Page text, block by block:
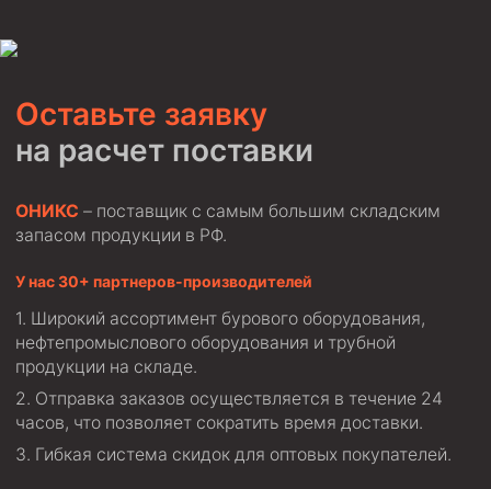
Оставьте заявку
на расчет поставки
ОНИКС – поставщик с самым большим складским
запасом продукции в РФ.
У нас 30+ партнеров-производителей
Широкий ассортимент бурового оборудования,
нефтепромыслового оборудования и трубной
продукции на складе.
Отправка заказов осуществляется в течение 24
часов, что позволяет сократить время доставки.
Гибкая система скидок для оптовых покупателей.